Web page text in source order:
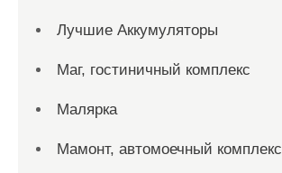
Лучшие Аккумуляторы
Маг, гостиничный комплекс
Малярка
Мамонт, автомоечный комплекс